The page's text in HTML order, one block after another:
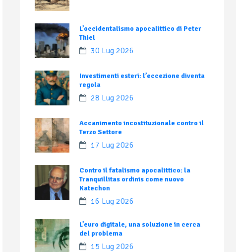
L’occidentalismo apocalittico di Peter
Thiel
30 Lug 2026
Investimenti esteri: l’eccezione diventa
regola
28 Lug 2026
Accanimento incostituzionale contro il
Terzo Settore
17 Lug 2026
Contro il fatalismo apocalittico: la
Tranquillitas ordinis come nuovo
Katechon
16 Lug 2026
L’euro digitale, una soluzione in cerca
del problema
15 Lug 2026